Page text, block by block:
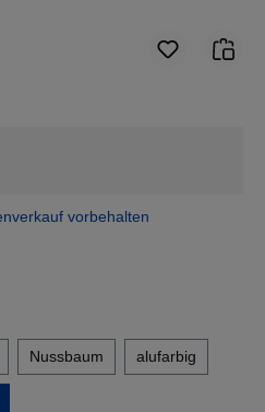
vorbehalten
Nussbaum alufarbig